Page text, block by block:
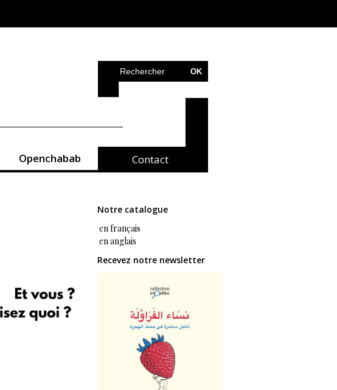
Openchabab Contact
Notre catalogue
en français
en anglais
Recevez notre newsletter